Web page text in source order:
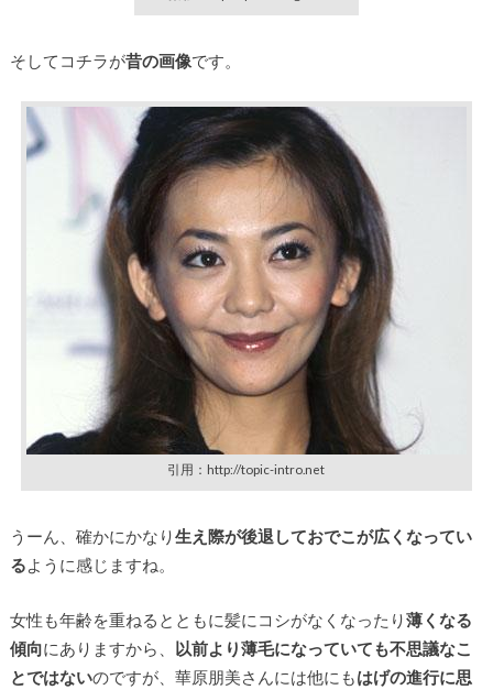
そしてコチラが昔の画像です。
引用：http://topic-intro.net
うーん、確かにかなり生え際が後退しておでこが広くなってい
るように感じますね。
女性も年齢を重ねるとともに髪にコシがなくなったり薄くなる
傾向にありますから、
以前より薄毛になっていても不思議なこ
とではないのですが、華原朋美さんには他にもはげの進行に思